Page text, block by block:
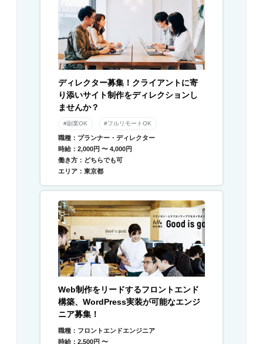
ディレクター募集！クライアントに寄
り添いサイト制作をディレクションし
ませんか？
#副業OK #フルリモートOK
職種：プランナー・ディレクター
時給：2,000円 〜 4,000円
働き方：どちらでも可
エリア：東京都
Web制作をリードするフロントエンド
構築、WordPress実装が可能なエンジ
ニア募集！
職種：フロントエンドエンジニア
時給：2,500円 〜